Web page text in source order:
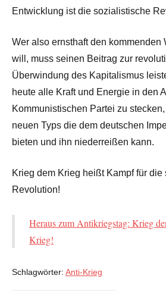
Entwicklung ist die sozialistische
Wer also ernsthaft den kommenden
will, muss seinen Beitrag zur
Überwindung des Kapitalismus
heute alle Kraft und Energie in den
Kommunistischen Partei zu
neuen Typs die dem deutschen
bieten und ihn niederreißen kann.
Krieg dem Krieg heißt Kampf für
Revolution!
Heraus zum Antikriegstag: Krieg
Krieg!
Schlagwörter: Anti-Krieg